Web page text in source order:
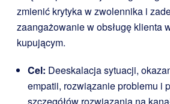
zmienić krytyka w zwolennika i
zaangażowanie w obsługę klienta
kupującym.
Cel: Deeskalacja sytuacji,
empatii, rozwiązanie problemu i